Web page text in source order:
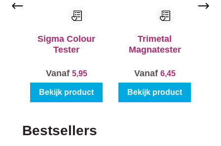
Sigma Colour
Tester
Vanaf 5,95
Bekijk product
Trimetal
Magnatester
Vanaf 6,45
Bekijk product
Productgalerij overslaan
Bestsellers